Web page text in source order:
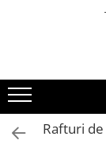
Refrigerare
Dulapuri
Rafturi